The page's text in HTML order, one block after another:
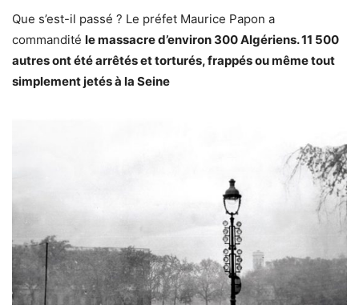
Que s’est-il passé ? Le préfet Maurice Papon a
commandité le massacre d’environ 300 Algériens. 11 500
autres ont été arrêtés et torturés, frappés ou même tout
simplement jetés à la Seine